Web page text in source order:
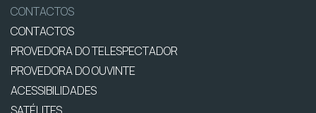
CONTACTOS
CONTACTOS
PROVEDORA DO TELESPECTADOR
PROVEDORA DO OUVINTE
ACESSIBILIDADES